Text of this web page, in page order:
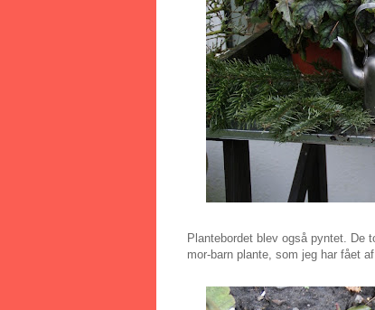
Plantebordet blev også pyntet. De
mor-barn plante, som jeg har fået